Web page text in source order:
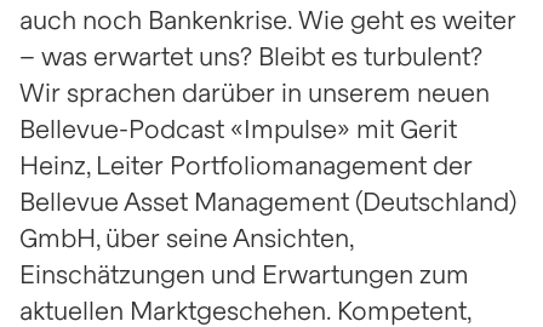
auch noch Bankenkrise. Wie geht es weiter
– was erwartet uns? Bleibt es turbulent?
Wir sprachen darüber in unserem neuen
Bellevue-Podcast «Impulse» mit Gerit
Heinz, Leiter Portfoliomanagement der
Bellevue Asset Management (Deutschland)
GmbH, über seine Ansichten,
Einschätzungen und Erwartungen zum
aktuellen Marktgeschehen. Kompetent,